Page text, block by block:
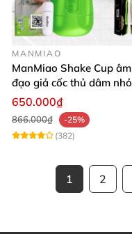
MANMIAO
ManMiao Shake Cup âm
đạo giả cốc thủ dâm nhỏ
gọn mềm mại
650.000₫
866.000₫
-25%
(382)
1 2